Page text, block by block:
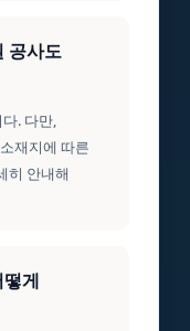
공사도
. 다만,
재지에 따른
히 안내해
게